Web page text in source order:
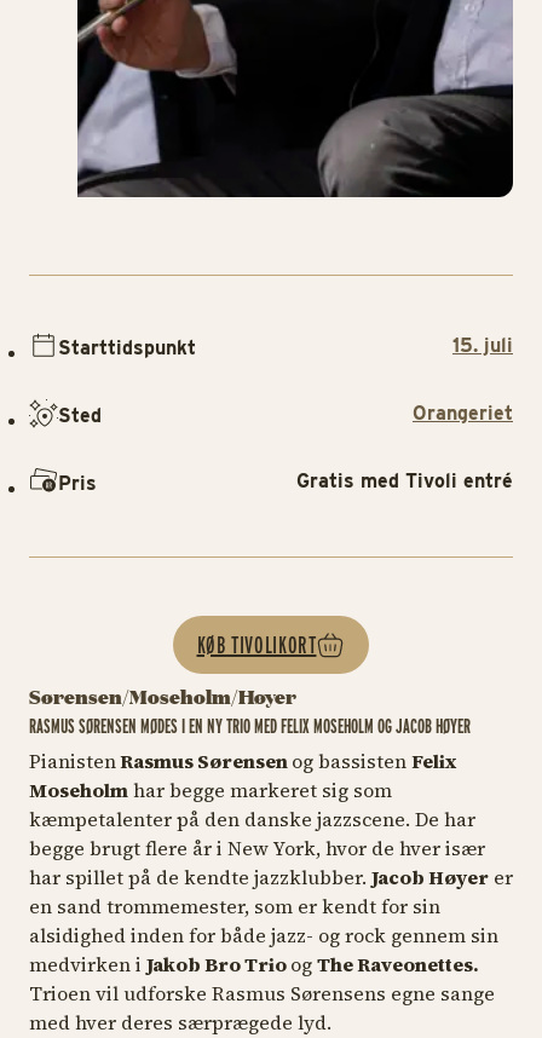
Sørensen/Moseholm/Høyer
RASMUS SØRENSEN MØDES I EN NY TRIO MED FELIX MOSEHOLM OG JACOB HØYER
PianistenRasmus Sørensenog bassistenFelix
Moseholmhar begge markeret sig som
kæmpetalenter på den danske jazzscene. De har
begge brugt flere år i New York, hvor de hver især
har spillet på de kendte jazzklubber. Jacob Høyer er
en sand trommemester, som er kendt for sin
alsidighed inden for både jazz- og rock gennem sin
medvirken i Jakob Bro TrioogThe Raveonettes.
Trioen vil udforske Rasmus Sørensens egne sange
med hver deres særprægede lyd.
Starttidspunkt 15. juli
Sted Orangeriet
Pris Gratis med Tivoli entré
KØB TIVOLIKORT